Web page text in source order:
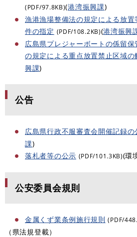
(PDF/97.8KB)(港湾振興課)
漁港漁場整備法の規定による放
件の指定 (PDF/108.2KB)(港湾振興
広島県プレジャーボートの係留
の規定による重点放置禁止区域の
興課)
公告
広島県行政不服審査会開催記録の
課)
落札者等の公示 (PDF/101.3KB)(環
公安委員会規則
金属くず業条例施行規則 (PDF/
（県法規登載）